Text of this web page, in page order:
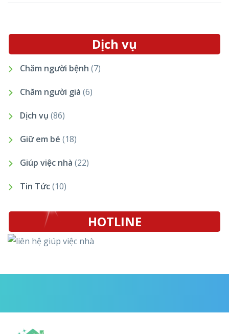
Dịch vụ
Chăm người bệnh (7)
Chăm người già (6)
Dịch vụ (86)
Giữ em bé (18)
Giúp việc nhà (22)
Tin Tức(10)
HOTLINE